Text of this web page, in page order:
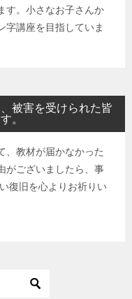
す。小さなお子さんか
字講座を目指していま
被害を受けられた皆
。
、教材が届かなかった
がございましたら、事
復旧を心よりお祈りい